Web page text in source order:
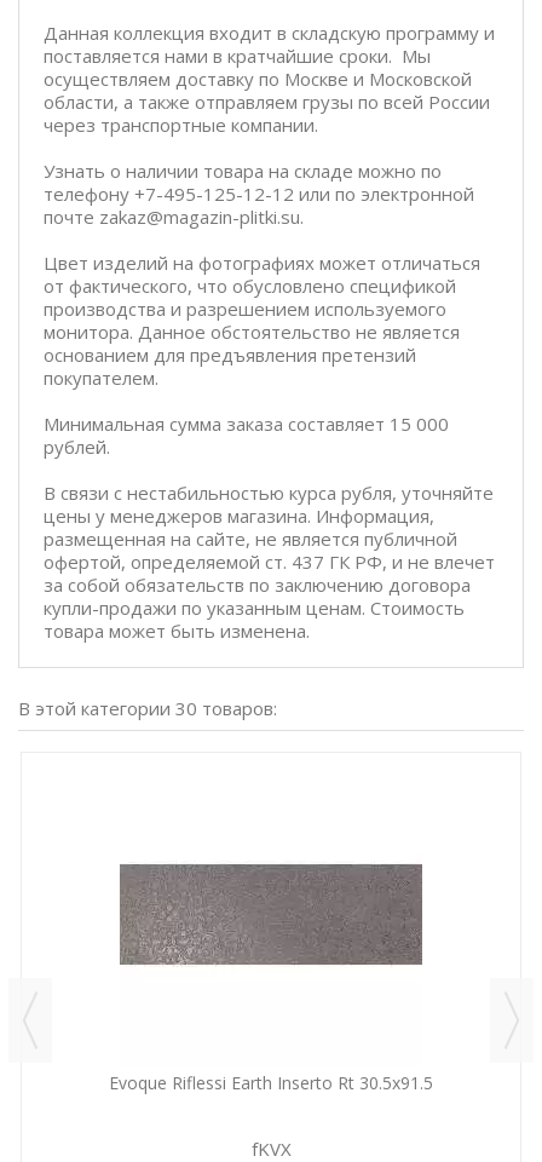
Данная коллекция входит в складскую программу и
поставляется нами в кратчайшие сроки. Мы
осуществляем доставку по Москве и Московской
области, а также отправляем грузы по всей России
через транспортные компании.
Узнать о наличии товара на складе можно по
телефону +7-495-125-12-12 или по электронной
почте zakaz@magazin-plitki.su.
Цвет изделий на фотографиях может отличаться
от фактического, что обусловлено спецификой
производства и разрешением используемого
монитора. Данное обстоятельство не является
основанием для предъявления претензий
покупателем.
Минимальная сумма заказа составляет 15 000
рублей.
В связи с нестабильностью курса рубля, уточняйте
цены у менеджеров магазина. Информация,
размещенная на сайте, не является публичной
офертой, определяемой ст. 437 ГК РФ, и не влечет
за собой обязательств по заключению договора
купли-продажи по указанным ценам. Стоимость
товара может быть изменена.
В этой категории 30 товаров:
Evoque Riflessi Earth Inserto Rt 30.5x91.5
fKVX